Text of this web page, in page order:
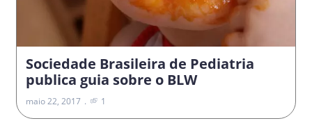
Sociedade Brasileira de Pediatria
publica guia sobre o BLW
maio 22, 2017 1